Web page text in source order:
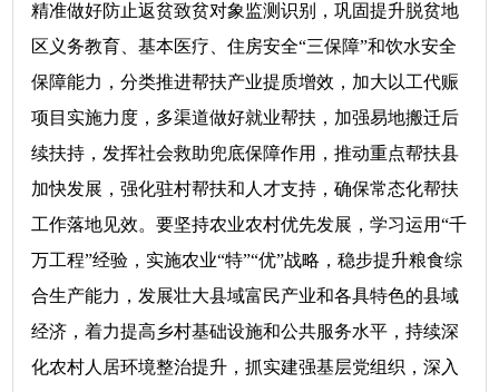
精准做好防止返贫致贫对象监测识别，巩固提升脱贫地
区义务教育、基本医疗、住房安全“三保障”和饮水安全
保障能力，分类推进帮扶产业提质增效，加大以工代赈
项目实施力度，多渠道做好就业帮扶，加强易地搬迁后
续扶持，发挥社会救助兜底保障作用，推动重点帮扶县
加快发展，强化驻村帮扶和人才支持，确保常态化帮扶
工作落地见效。要坚持农业农村优先发展，学习运用“千
万工程”经验，实施农业“特”“优”战略，稳步提升粮食综
合生产能力，发展壮大县域富民产业和各具特色的县域
经济，着力提高乡村基础设施和公共服务水平，持续深
化农村人居环境整治提升，抓实建强基层党组织，深入